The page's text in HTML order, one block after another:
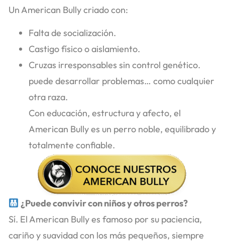
Un American Bully criado con:
Falta de socialización.
Castigo físico o aislamiento.
Cruzas irresponsables sin control genético.
puede desarrollar problemas… como cualquier
otra raza.
Con educación, estructura y afecto, el
American Bully es un perro noble, equilibrado y
totalmente confiable.
¿Puede convivir con niños y otros perros?
Sí. El American Bully es famoso por su paciencia,
cariño y suavidad con los más pequeños, siempre